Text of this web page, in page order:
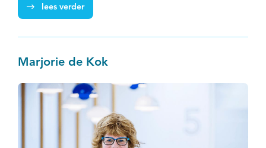
lees verder
Marjorie de Kok